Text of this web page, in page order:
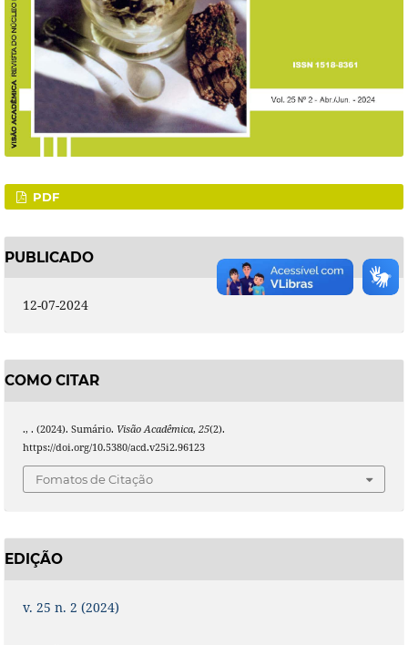
PDF
PUBLICADO
12-07-2024
COMO CITAR
., . (2024). Sumário. Visão Acadêmica, 25(2).
https://doi.org/10.5380/acd.v25i2.96123
Fomatos de Citação
EDIÇÃO
v. 25 n. 2 (2024)